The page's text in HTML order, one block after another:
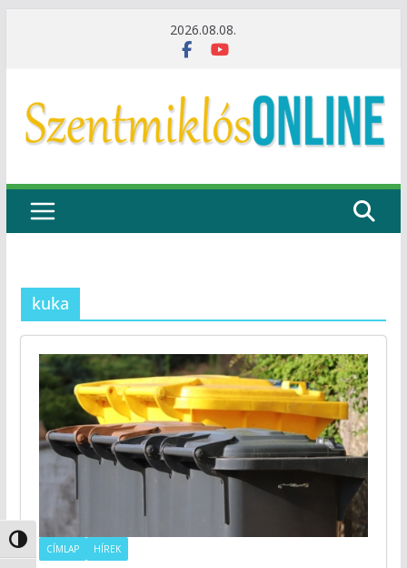
Nagy kontraszt váltása
2026.08.08.
kuka
CÍMLAP HÍREK